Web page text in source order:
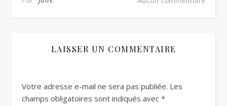
LAISSER UN COMMENTAIRE
Votre adresse e-mail ne sera pas publiée. Les
champs obligatoires sont indiqués avec *